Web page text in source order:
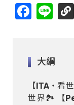
Facebook
Line
大綱
【ITA・看
世界🏞 【